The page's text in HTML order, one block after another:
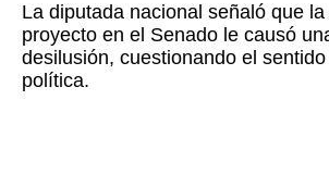
La diputada nacional señaló que la
proyecto en el Senado le causó
desilusión, cuestionando el
política.